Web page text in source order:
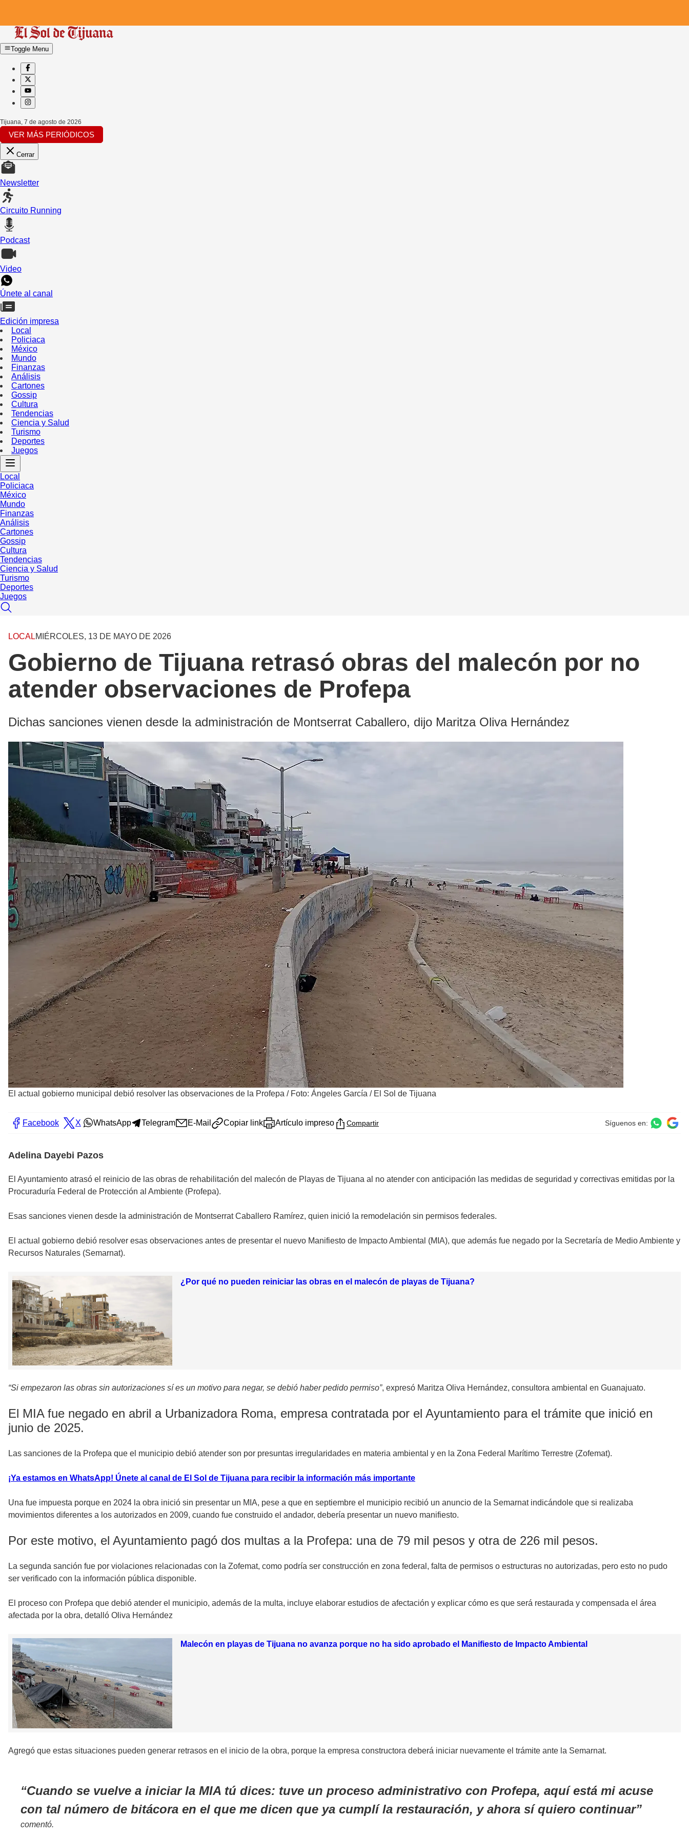
Toggle Menu
Tijuana 7 de agosto de 2026
VER MÁS PERIÓDICOS
Cerrar
Newsletter
Circuito Running
Podcast
Video
Únete al canal
Edición impresa
Local
Policiaca
México
Mundo
Finanzas
Análisis
Cartones
Gossip
Cultura
Tendencias
Ciencia y Salud
Turismo
Deportes
Juegos
Local
Policiaca
México
Mundo
Finanzas
Análisis
Cartones
Gossip
Cultura
Tendencias
Ciencia y Salud
Turismo
Deportes
Juegos
LOCALMIÉRCOLES, 13 DE MAYO DE 2026
Gobierno de Tijuana retrasó obras del malecón por no
atender observaciones de Profepa
Dichas sanciones vienen desde la administración de Montserrat Caballero, dijo Maritza Oliva Hernández
El actual gobierno municipal debió resolver las observaciones de la Profepa / Foto: Ángeles García / El Sol de Tijuana
Facebook X WhatsApp Telegram E-Mail Copiar link Artículo impreso Compartir Síguenos en:
Adelina Dayebi Pazos
El Ayuntamiento atrasó el reinicio de las obras de rehabilitación del malecón de Playas de Tijuana al no atender con anticipación las medidas de seguridad y correctivas emitidas por la
Procuraduría Federal de Protección al Ambiente (Profepa).
Esas sanciones vienen desde la administración de Montserrat Caballero Ramírez, quien inició la remodelación sin permisos federales.
El actual gobierno debió resolver esas observaciones antes de presentar el nuevo Manifiesto de Impacto Ambiental (MIA), que además fue negado por la Secretaría de Medio Ambiente y
Recursos Naturales (Semarnat).
¿Por qué no pueden reiniciar las obras en el malecón de playas de Tijuana?
“Si empezaron las obras sin autorizaciones sí es un motivo para negar, se debió haber pedido permiso”, expresó Maritza Oliva Hernández, consultora ambiental en Guanajuato.
El MIA fue negado en abril a Urbanizadora Roma, empresa contratada por el Ayuntamiento para el trámite que inició en
junio de 2025.
Las sanciones de la Profepa que el municipio debió atender son por presuntas irregularidades en materia ambiental y en la Zona Federal Marítimo Terrestre (Zofemat).
¡Ya estamos en WhatsApp! Únete al canal de El Sol de Tijuana para recibir la información más importante
Una fue impuesta porque en 2024 la obra inició sin presentar un MIA, pese a que en septiembre el municipio recibió un anuncio de la Semarnat indicándole que si realizaba
movimientos diferentes a los autorizados en 2009, cuando fue construido el andador, debería presentar un nuevo manifiesto.
Por este motivo, el Ayuntamiento pagó dos multas a la Profepa: una de 79 mil pesos y otra de 226 mil pesos.
La segunda sanción fue por violaciones relacionadas con la Zofemat, como podría ser construcción en zona federal, falta de permisos o estructuras no autorizadas, pero esto no pudo
ser verificado con la información pública disponible.
El proceso con Profepa que debió atender el municipio, además de la multa, incluye elaborar estudios de afectación y explicar cómo es que será restaurada y compensada el área
afectada por la obra, detalló Oliva Hernández
Malecón en playas de Tijuana no avanza porque no ha sido aprobado el Manifiesto de Impacto Ambiental
Agregó que estas situaciones pueden generar retrasos en el inicio de la obra, porque la empresa constructora deberá iniciar nuevamente el trámite ante la Semarnat.
Cuando se vuelve a iniciar la MIA tú dices: tuve un proceso administrativo con Profepa, aquí está mi acuse
con tal número de bitácora en el que me dicen que ya cumplí la restauración, y ahora sí quiero continuar
comentó.